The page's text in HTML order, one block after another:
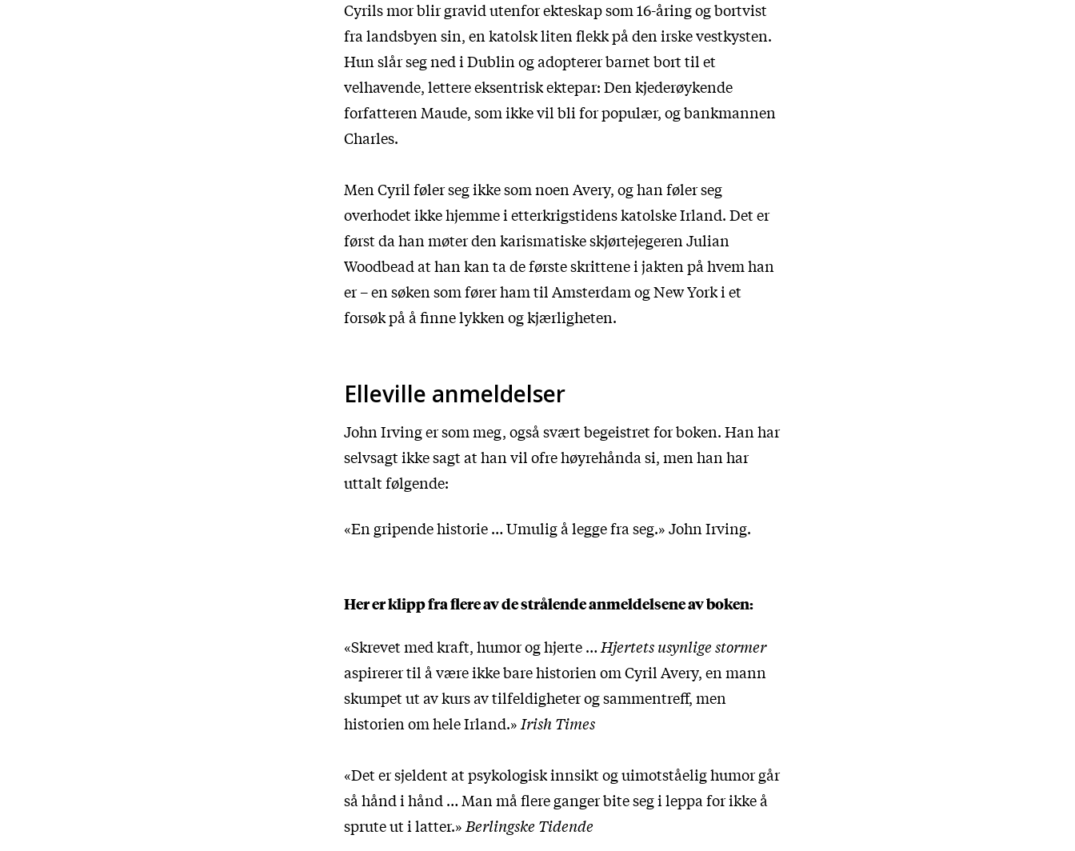
Cyrils mor blir gravid utenfor ekteskap som 16-åring og bortvist
fra landsbyen sin, en katolsk liten flekk på den irske vestkysten.
Hun slår seg ned i Dublin og adopterer barnet bort til et
velhavende, lettere eksentrisk ektepar: Den kjederøykende
forfatteren Maude, som ikke vil bli for populær, og bankmannen
Charles.
Men Cyril føler seg ikke som noen Avery, og han føler seg
overhodet ikke hjemme i etterkrigstidens katolske Irland. Det er
først da han møter den karismatiske skjørtejegeren Julian
Woodbead at han kan ta de første skrittene i jakten på hvem han
er – en søken som fører ham til Amsterdam og New York i et
forsøk på å finne lykken og kjærligheten.
Elleville anmeldelser
John Irving er som meg, også svært begeistret for boken. Han har
selvsagt ikke sagt at han vil ofre høyrehånda si, men han har
uttalt følgende:
«En gripende historie … Umulig å legge fra seg.» John Irving.
Her er klipp fra flere av de strålende anmeldelsene av boken:
«Skrevet med kraft, humor og hjerte … Hjertets usynlige stormer
aspirerer til å være ikke bare historien om Cyril Avery, en mann
skumpet ut av kurs av tilfeldigheter og sammentreff, men
historien om hele Irland.» Irish Times
«Det er sjeldent at psykologisk innsikt og uimotståelig humor går
så hånd i hånd … Man må flere ganger bite seg i leppa for ikke å
sprute ut i latter.» Berlingske Tidende